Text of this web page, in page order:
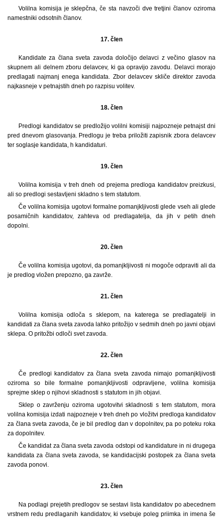
Volilna komisija je sklepčna, če sta navzoči dve tretjini članov oziroma
namestniki odsotnih članov.
17. člen
Kandidate za člana sveta zavoda določijo delavci z večino glasov na
skupnem ali delnem zboru delavcev, ki ga opravijo zavodu. Delavci morajo
predlagati najmanj enega kandidata. Zbor delavcev skliče direktor zavoda
najkasneje v petnajstih dneh po razpisu volitev.
18. člen
Predlogi kandidatov se predložijo volilni komisiji najpozneje petnajst dni
pred dnevom glasovanja. Predlogu je treba priložiti zapisnik zbora delavcev
ter soglasje kandidata, h kandidaturi.
19. člen
Volilna komisija v treh dneh od prejema predloga kandidatov preizkusi,
ali so predlogi sestavljeni skladno s tem statutom.
Če volilna komisija ugotovi formalne pomanjkljivosti glede vseh ali glede
posamičnih kandidatov, zahteva od predlagatelja, da jih v petih dneh
dopolni.
20. člen
Če volilna komisija ugotovi, da pomanjkljivosti ni mogoče odpraviti ali da
je predlog vložen prepozno, ga zavrže.
21. člen
Volilna komisija odloča s sklepom, na katerega se predlagatelji in
kandidati za člana sveta zavoda lahko pritožijo v sedmih dneh po javni objavi
sklepa. O pritožbi odloči svet zavoda.
22. člen
Če predlogi kandidatov za člana sveta zavoda nimajo pomanjkljivosti
oziroma so bile formalne pomanjkljivosti odpravljene, volilna komisija
sprejme sklep o njihovi skladnosti s statutom in jih objavi.
Sklep o zavrženju oziroma ugotovitvi skladnosti s tem statutom, mora
volilna komisija izdati najpozneje v treh dneh po vložitvi predloga kandidatov
za člana sveta zavoda, če je bil predlog dan v dopolnitev, pa po poteku roka
za dopolnitev.
Če kandidat za člana sveta zavoda odstopi od kandidature in ni drugega
kandidata za člana sveta zavoda, se kandidacijski postopek za člana sveta
zavoda ponovi.
23. člen
Na podlagi prejetih predlogov se sestavi lista kandidatov po abecednem
vrstnem redu predlaganih kandidatov, ki vsebuje poleg priimka in imena še